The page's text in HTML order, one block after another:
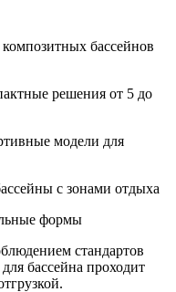
бассейнов
решения от 5 до
модели для
с зонами отдыха
формы
стандартов
бассейна проходит